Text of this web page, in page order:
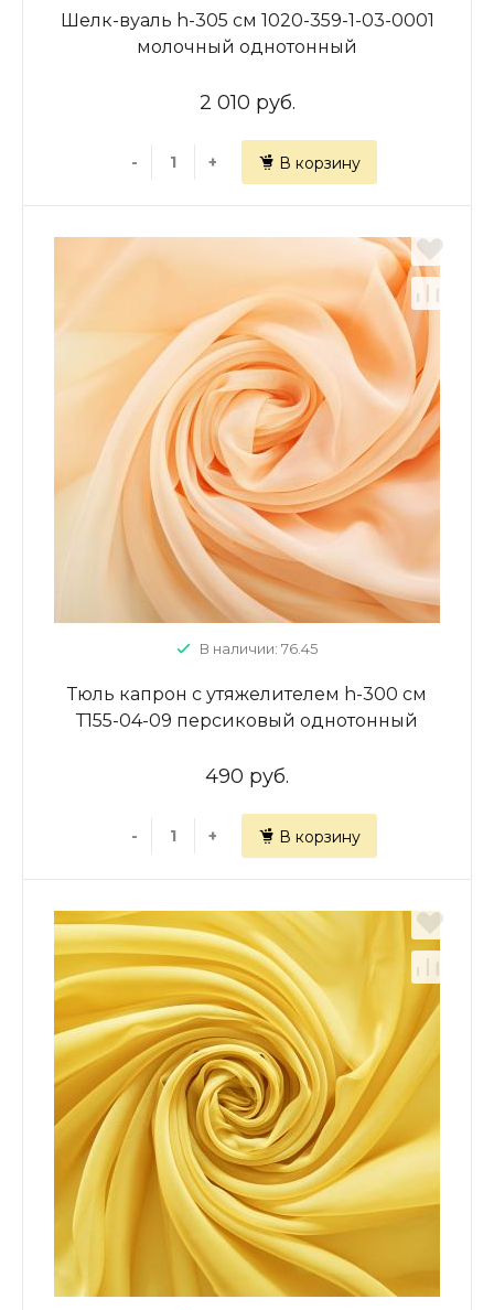
Шелк-вуаль h-305 см 1020-359-1-03-0001
молочный однотонный
2 010 руб.
- + В корзину
В наличии: 76.45
Тюль капрон с утяжелителем h-300 см
Т155-04-09 персиковый однотонный
490 руб.
- + В корзину